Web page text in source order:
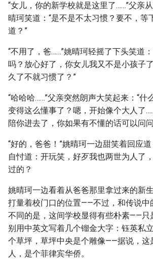
“女儿，你的新学校就是这里了……”父亲
晴珂笑道：“是不是不太习惯？要不，等
道？”
“不用了，爸……”姚晴珂轻摇了下头笑道
吗？放心好了，你女儿我又不是小孩子
久了不就习惯了？”
“哈哈哈……”父亲突然朗声大笑起来：“什
变得这么懂事了？嗯，开始像个大人了
陪你进去了，你如果有不懂的话可以问
“好的，爸爸！”姚晴珂一边甜笑着回应
自忖道：开玩笑，好歹我也两世为人了
过的？
姚晴珂一边看着从爸爸那里拿过来的新
打量着校门口的位置——不过，和传说中
不同的是，这间学校显得有些朴素——只
别用中英文写着几个镏金大字：钰英私
个草坪，草坪中央是个雕像——据说，这
人，是个菲律宾华侨。